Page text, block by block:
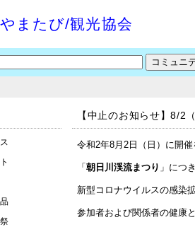
やまたび/観光協会
【中止のお知らせ】8/2
令和2年8月2日（日）に開
「 朝日川渓流まつり 」につ
新型コロナウイルスの感染
参加者および関係者の健康